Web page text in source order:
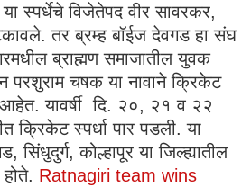
स्पर्धेचे विजेतेपद वीर सावरकर,
तर ब्रम्ह बॉईज देवगड हा संघ
ब्राह्मण समाजातील युवक
परशुराम चषक या नावाने क्रिकेट
यावर्षी दि. २०, २१ व २२
क्रिकेट स्पर्धा पार पडली. या
सिंधुदुर्ग, कोल्हापूर या जिल्ह्यातील
Ratnagiri team wins